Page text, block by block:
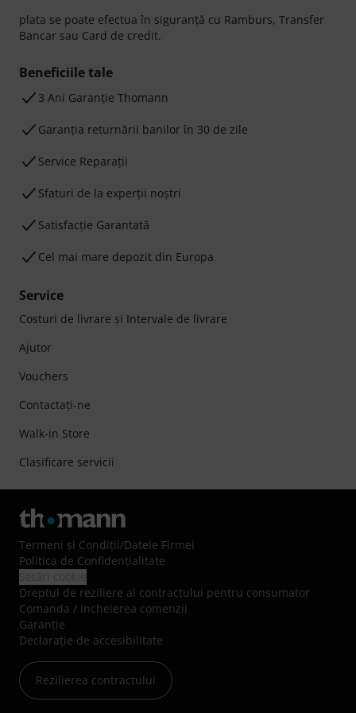
plata se poate efectua în siguranță cu Ramburs, Transfer
Bancar sau Card de credit.
Beneficiile tale
3 Ani Garanție Thomann
Garanţia returnării banilor în 30 de zile
Service Reparații
Sfaturi de la experții noștri
Satisfacție Garantată
Cel mai mare depozit din Europa
Service
Costuri de livrare şi Intervale de livrare
Ajutor
Vouchers
Contactaţi-ne
Walk-in Store
Clasificare servicii
Termeni şi Condiţii/Datele Firmei
Politica de Confidenţialitate
Dreptul de reziliere al contractului pentru consumator
Comanda / incheierea comenzii
Garanție
Declarație de accesibilitate
Rezilierea contractului